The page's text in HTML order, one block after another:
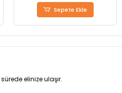
Sepete Ekle
elinize ulaşır.